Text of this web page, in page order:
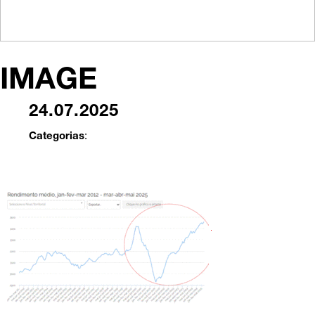
IMAGE
24.07.2025
Categorias: